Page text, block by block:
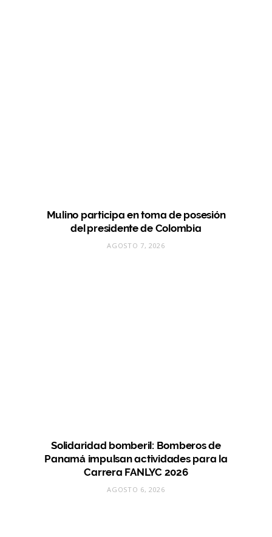
Mulino participa en toma de posesión
del presidente de Colombia
AGOSTO 7, 2026
Solidaridad bomberil: Bomberos de
Panamá impulsan actividades para la
Carrera FANLYC 2026
AGOSTO 6, 2026